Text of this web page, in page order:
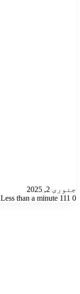
جنوری 2, 2025
0
Less than a minute